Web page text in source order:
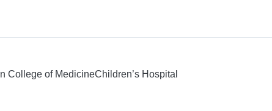
College of MedicineChildren’s Hospital